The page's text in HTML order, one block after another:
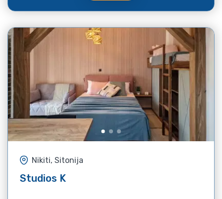
Nikiti, Sitonija
Studios K